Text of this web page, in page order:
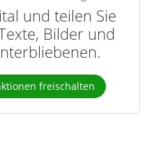
und teilen Sie
Bilder und
freischalten